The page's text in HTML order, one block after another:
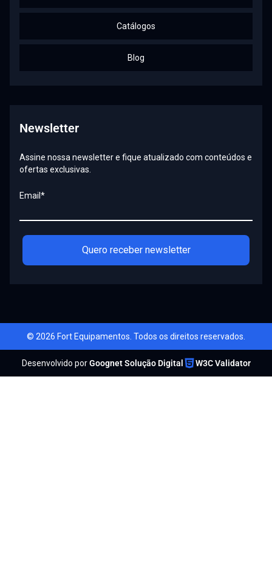
Catálogos
Blog
Newsletter
Assine nossa newsletter e fique atualizado com conteúdos e
ofertas exclusivas.
Email*
Quero receber newsletter
© 2026 Fort Equipamentos. Todos os direitos reservados.
Desenvolvido porGoognet Solução Digital W3C Validator